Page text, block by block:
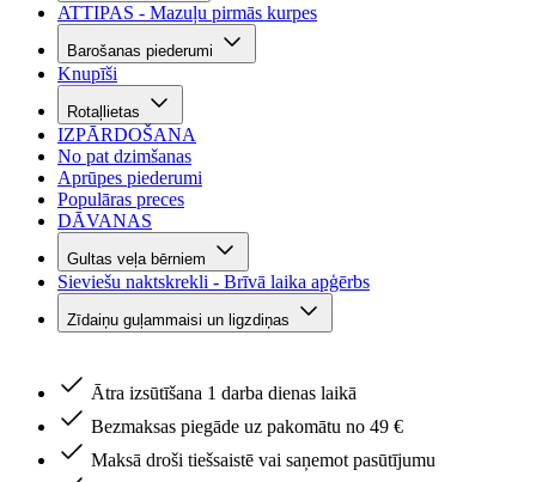
ATTIPAS - Mazuļu pirmās kurpes
Barošanas piederumi
Knupīši
Rotaļlietas
IZPĀRDOŠANA
No pat dzimšanas
Aprūpes piederumi
Populāras preces
DĀVANAS
Gultas veļa bērniem
Sieviešu naktskrekli - Brīvā laika apģērbs
Zīdaiņu guļammaisi un ligzdiņas
Ātra izsūtīšana 1 darba dienas laikā
Bezmaksas piegāde uz pakomātu no 49 €
Maksā droši tiešsaistē vai saņemot pasūtījumu